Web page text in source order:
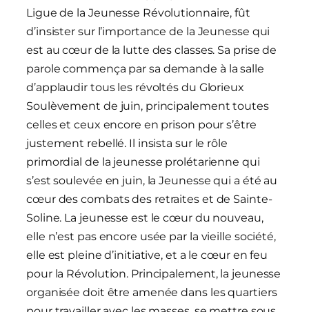
Ligue de la Jeunesse Révolutionnaire, fût
d’insister sur l’importance de la Jeunesse qui
est au cœur de la lutte des classes. Sa prise de
parole commença par sa demande à la salle
d’applaudir tous les révoltés du Glorieux
Soulèvement de juin, principalement toutes
celles et ceux encore en prison pour s’être
justement rebellé. Il insista sur le rôle
primordial de la jeunesse prolétarienne qui
s’est soulevée en juin, la Jeunesse qui a été au
cœur des combats des retraites et de Sainte-
Soline. La jeunesse est le cœur du nouveau,
elle n’est pas encore usée par la vieille société,
elle est pleine d’initiative, et a le cœur en feu
pour la Révolution. Principalement, la jeunesse
organisée doit être amenée dans les quartiers